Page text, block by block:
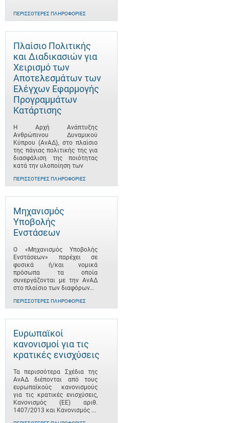
ΠΕΡΙΣΣΌΤΕΡΕΣ ΠΛΗΡΟΦΟΡΊΕΣ
Πλαίσιο Πολιτικής
και Διαδικασιών για
Χειρισμό των
Αποτελεσμάτων των
Ελέγχων Εφαρμογής
Προγραμμάτων
Κατάρτισης
Η Αρχή Ανάπτυξης
Ανθρώπινου Δυναμικού
Κύπρου (ΑνΑΔ), στο πλαίσιο
της πάγιας πολιτικής της για
διασφάλιση της ποιότητας
κατά την υλοποίηση των
ΠΕΡΙΣΣΌΤΕΡΕΣ ΠΛΗΡΟΦΟΡΊΕΣ
Μηχανισμός
Υποβολής
Ενστάσεων
Ο «Μηχανισμός Υποβολής
Ενστάσεων» παρέχει σε
φυσικά ή/και νομικά
πρόσωπα τα οποία
συνεργάζονται με την ΑνΑΔ
στο πλαίσιο των διαφόρων...
ΠΕΡΙΣΣΌΤΕΡΕΣ ΠΛΗΡΟΦΟΡΊΕΣ
Ευρωπαϊκοί
κανονισμοί για τις
κρατικές ενισχύσεις
Τα περισσότερα Σχέδια της
ΑνΑΔ διέπονται από τους
ευρωπαϊκούς κανονισμούς
για τις κρατικές ενισχύσεις,
Κανονισμός (ΕΕ) αριθ.
1407/2013 και Κανονισμός ...